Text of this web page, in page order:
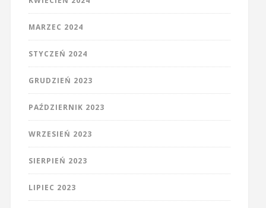
MARZEC 2024
STYCZEŃ 2024
GRUDZIEŃ 2023
PAŹDZIERNIK 2023
WRZESIEŃ 2023
SIERPIEŃ 2023
LIPIEC 2023